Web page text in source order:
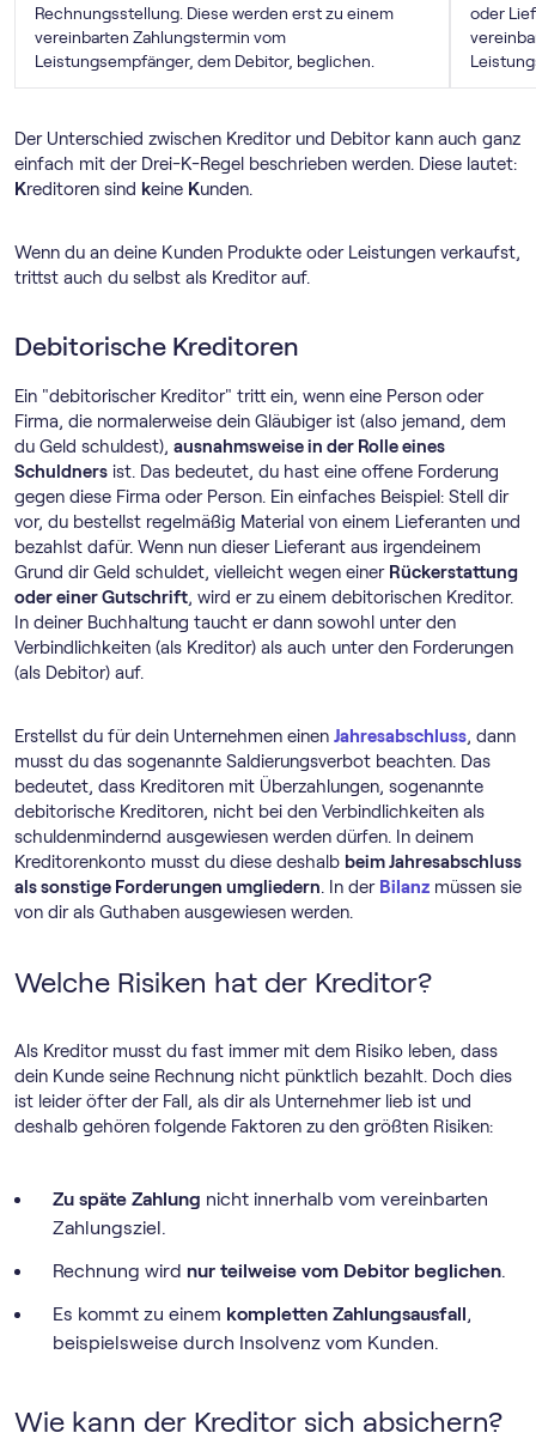
Rechnungsstellung. Diese werden erst zu einem
vereinbarten Zahlungstermin vom
Leistungsempfänger, dem Debitor, beglichen.
oder
Der Unterschied zwischen Kreditor und Debitor kann auch ganz
einfach mit der Drei-K-Regel beschrieben werden. Diese lautet:
Kreditoren sind keine Kunden.
Wenn du an deine Kunden Produkte oder Leistungen verkaufst,
trittst auch du selbst als Kreditor auf.
Debitorische Kreditoren
Ein "debitorischer Kreditor" tritt ein, wenn eine Person oder
Firma, die normalerweise dein Gläubiger ist (also jemand, dem
du Geld schuldest), ausnahmsweise in der Rolle eines
Schuldners ist. Das bedeutet, du hast eine offene Forderung
gegen diese Firma oder Person. Ein einfaches Beispiel: Stell dir
vor, du bestellst regelmäßig Material von einem Lieferanten und
bezahlst dafür. Wenn nun dieser Lieferant aus irgendeinem
Grund dir Geld schuldet, vielleicht wegen einer Rückerstattung
oder einer Gutschrift, wird er zu einem debitorischen Kreditor.
In deiner Buchhaltung taucht er dann sowohl unter den
Verbindlichkeiten (als Kreditor) als auch unter den Forderungen
(als Debitor) auf.
Erstellst du für dein Unternehmen einen Jahresabschluss, dann
musst du das sogenannte Saldierungsverbot beachten. Das
bedeutet, dass Kreditoren mit Überzahlungen, sogenannte
debitorische Kreditoren, nicht bei den Verbindlichkeiten als
schuldenmindernd ausgewiesen werden dürfen. In deinem
Kreditorenkonto musst du diese deshalb beim Jahresabschluss
als sonstige Forderungen umgliedern. In der Bilanz müssen sie
von dir als Guthaben ausgewiesen werden.
Welche Risiken hat der Kreditor?
Als Kreditor musst du fast immer mit dem Risiko leben, dass
dein Kunde seine Rechnung nicht pünktlich bezahlt. Doch dies
ist leider öfter der Fall, als dir als Unternehmer lieb ist und
deshalb gehören folgende Faktoren zu den größten Risiken:
Zu späte Zahlung nicht innerhalb vom vereinbarten
Zahlungsziel.
Rechnung wird nur teilweise vom Debitor beglichen.
Es kommt zu einem kompletten Zahlungsausfall,
beispielsweise durch Insolvenz vom Kunden.
Wie kann der Kreditor sich absichern?